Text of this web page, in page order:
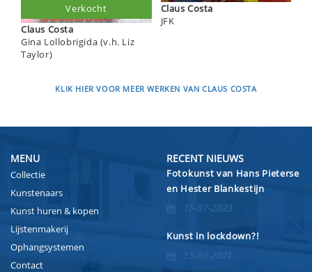
Claus Costa
Gina Lollobrigida (v.h. Liz
Taylor)
Verkocht
Claus Costa
JFK
KLIK HIER VOOR MEER WERKEN VAN CLAUS COSTA
MENU
Collectie
Kunstenaars
Kunst huren & kopen
Lijstenmakerij
Ophangsystemen
Contact
RECENT NIEUWS
Fotokunst van Hans Pieterse
en Hester Blankestijn
15-07-2023
Kunst in lockdown?!
15-03-2021